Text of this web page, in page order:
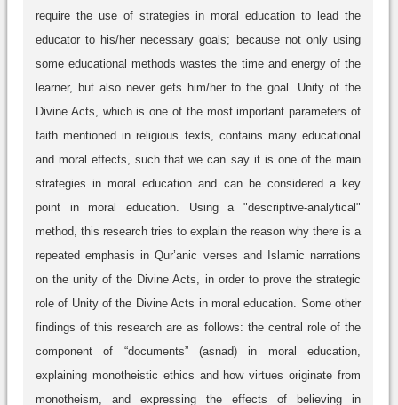
require the use of strategies in moral education to lead the
educator to his/her necessary goals; because not only using
some educational methods wastes the time and energy of the
learner, but also never gets him/her to the goal. Unity of the
Divine Acts, which is one of the most important parameters of
faith mentioned in religious texts, contains many educational
and moral effects, such that we can say it is one of the main
strategies in moral education and can be considered a key
point in moral education. Using a "descriptive-analytical"
method, this research tries to explain the reason why there is a
repeated emphasis in Qur’anic verses and Islamic narrations
on the unity of the Divine Acts, in order to prove the strategic
role of Unity of the Divine Acts in moral education. Some other
findings of this research are as follows: the central role of the
component of “documents” (asnad) in moral education,
explaining monotheistic ethics and how virtues originate from
monotheism, and expressing the effects of believing in